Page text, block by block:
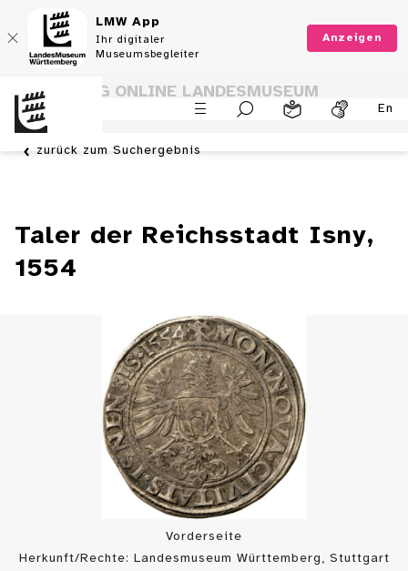
LMW App
Ihr digitaler
Museumsbegleiter
Anzeigen
En
SAMMLUNG ONLINE LANDESMUSEUM
WÜRTTEMBERG
zurück zum Suchergebnis
Taler der Reichsstadt Isny,
1554
Vorderseite
Herkunft/Rechte: Landesmuseum Württemberg, Stuttgart